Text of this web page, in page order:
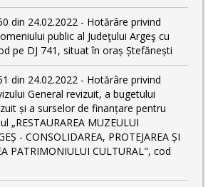
din 24.02.2022 - Hotărâre privind
public al Judeţului Argeş cu
pe DJ 741, situat în oraș Ștefănești
din 24.02.2022 - Hotărâre privind
General revizuit, a bugetului
și a surselor de finanțare pentru
„RESTAURAREA MUZEULUI
- CONSOLIDAREA, PROTEJAREA ȘI
PATRIMONIULUI CULTURAL", cod